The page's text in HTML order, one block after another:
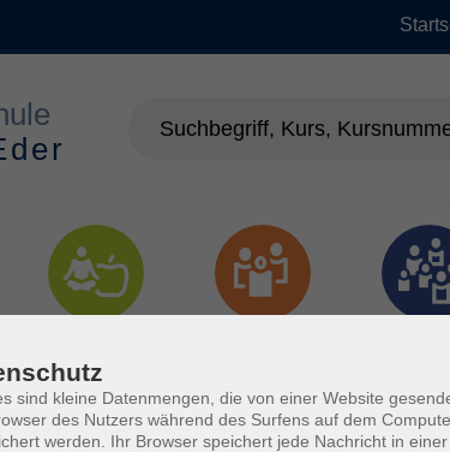
sind kleine Datenmengen, die von einer Website
des Nutzers während des Surfens auf dem
werden. Ihr Browser speichert jede Nachricht in